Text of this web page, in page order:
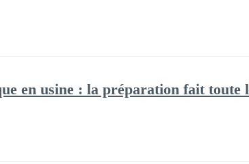
en usine : la préparation fait toute